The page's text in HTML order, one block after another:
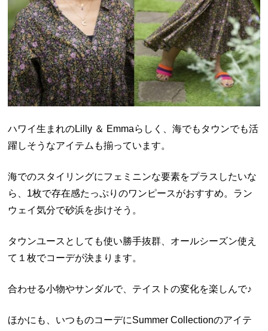
ハワイ生まれのLilly ＆ Emmaらしく、海でもタウンでも活
躍しそうなアイテムも揃っています。
海でのスタイリングにフェミニンな要素をプラスしたいな
ら、 1枚で存在感たっぷりのワンピースがおすすめ。ラン
ウェイ気分で砂浜を歩けそう。
タウンユースとしても使い勝手抜群、オールシーズン使え
て１枚でコーデが決まります。
合わせる小物やサンダルで、テイストの変化を楽しんで♪
ほかにも、いつものコーデにSummer Collectionのアイテ